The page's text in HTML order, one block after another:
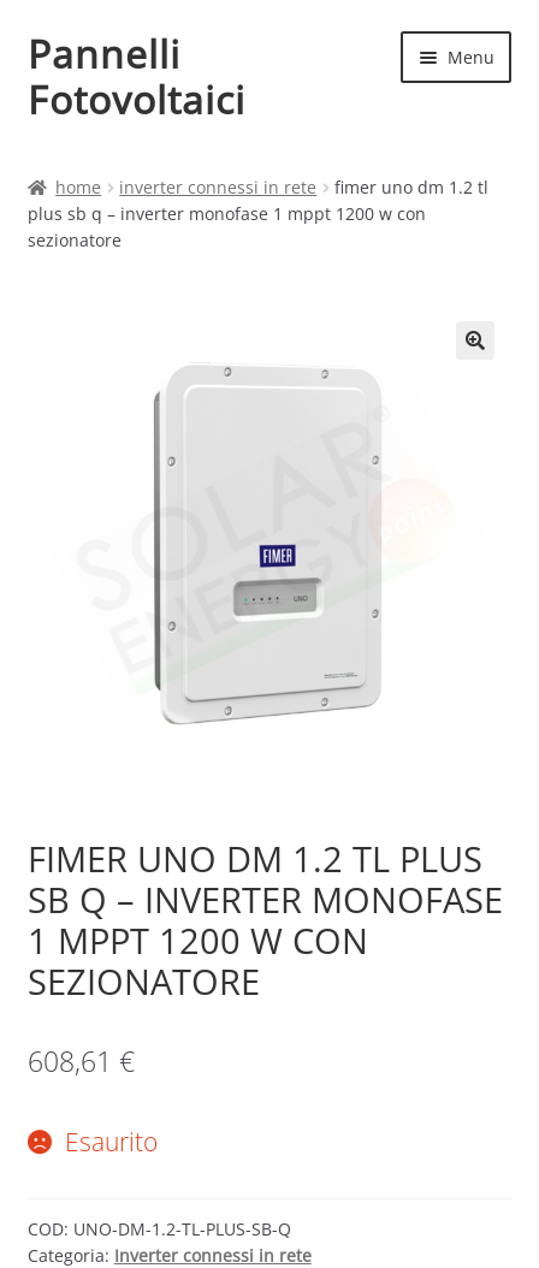
Vai
alla
navigazione
Vai
al
contenuto
Pannelli
Fotovoltaici
Menu
Cart
home inverter connessi in rete
fimer uno dm 1.2 tl
plus sb q – inverter monofase 1 mppt 1200 w con
sezionatore
FIMER UNO DM 1.2 TL PLUS
SB Q – INVERTER MONOFASE
1 MPPT 1200 W CON
SEZIONATORE
608,61 €
Esaurito
COD: UNO-DM-1.2-TL-PLUS-SB-Q
Categoria: Inverter connessi in rete